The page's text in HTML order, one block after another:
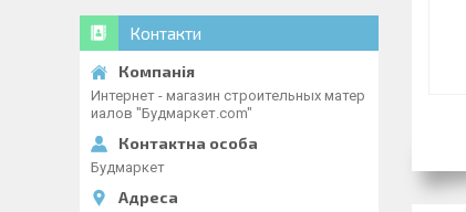
Контакти
Интернет - магазин строительных матер
иалов "Будмаркет.com"
Будмаркет